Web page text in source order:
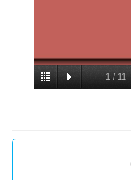
1 / 11